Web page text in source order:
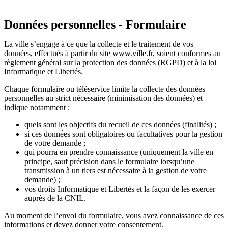
Données personnelles - Formulaire
La ville s’engage à ce que la collecte et le traitement de vos
données, effectués à partir du site www.ville.fr, soient conformes au
règlement général sur la protection des données (RGPD) et à la loi
Informatique et Libertés.
Chaque formulaire ou téléservice limite la collecte des données
personnelles au strict nécessaire (minimisation des données) et
indique notamment :
quels sont les objectifs du recueil de ces données (finalités) ;
si ces données sont obligatoires ou facultatives pour la gestion
de votre demande ;
qui pourra en prendre connaissance (uniquement la ville en
principe, sauf précision dans le formulaire lorsqu’une
transmission à un tiers est nécessaire à la gestion de votre
demande) ;
vos droits Informatique et Libertés et la façon de les exercer
auprès de la CNIL.
Au moment de l’envoi du formulaire, vous avez connaissance de ces
informations et devez donner votre consentement.